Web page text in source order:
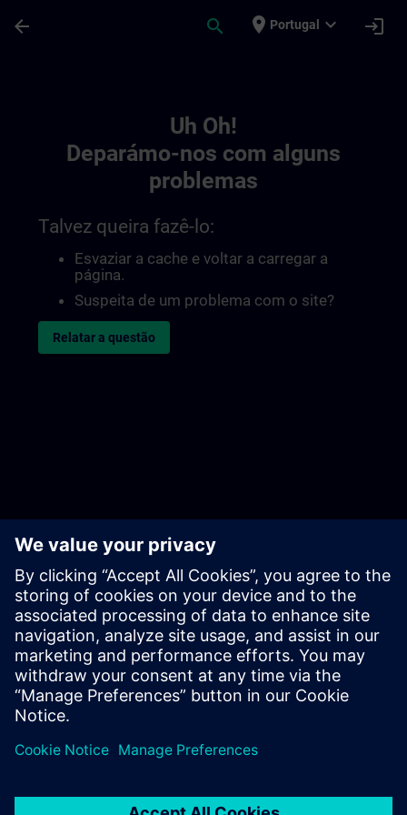
arrow_back search place Portugal expand_more login
Uh Oh!
Deparámo-nos com alguns
problemas
Talvez queira fazê-lo:
Esvaziar a cache e voltar a carregar a
página.
Suspeita de um problema com o site?
Relatar a questão